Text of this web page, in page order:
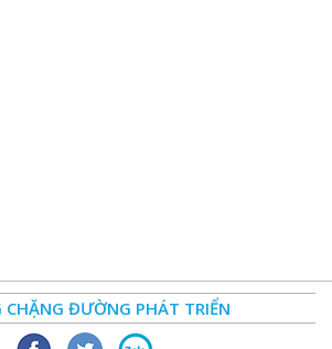
CHẶNG ĐƯỜNG PHÁT TRIỂN